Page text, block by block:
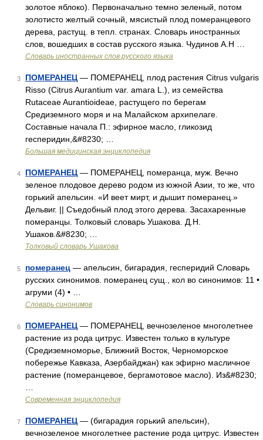
золотое яблоко). Первоначально темно зеленый, потом
золотисто желтый сочный, мясистый плод померанцевого
дерева, растущ. в тепл. странах. Словарь иностранных
слов, вошедших в состав русского языка. Чудинов А.Н …
Словарь иностранных слов русского языка
3 ПОМЕРАНЕЦ — ПОМЕРАНЕЦ, плод растения Citrus vulgaris
Risso (Citrus Aurantium var. amara L.), из семейства
Rutaceae Aurantioideae, растущего по берегам
Средиземного моря и на Малайском архипелаге.
Составные начала П.: эфирное масло, гликозид
гесперидин,&#8230; …
Большая медицинская энциклопедия
4 ПОМЕРАНЕЦ — ПОМЕРАНЕЦ, померанца, муж. Вечно
зеленое плодовое дерево родом из южной Азии, то же, что
горький апельсин. «И веет мирт, и дышит померанец.»
Дельвиг. || Съедобный плод этого дерева. Засахаренные
померанцы. Толковый словарь Ушакова. Д.Н.
Ушаков.&#8230; …
Толковый словарь Ушакова
5 померанец — апельсин, бигарадия, гесперидий Словарь
русских синонимов. померанец сущ., кол во синонимов: 11 •
агруми (4) • …
Словарь синонимов
6 ПОМЕРАНЕЦ — ПОМЕРАНЕЦ, вечнозеленое многолетнее
растение из рода цитрус. Известен только в культуре
(Средиземноморье, Ближний Восток, Черноморское
побережье Кавказа, Азербайджан) как эфирно масличное
растение (померанцевое, бергамотовое масло). Из&#8230;
Современная энциклопедия
7 ПОМЕРАНЕЦ — (бигарадия горький апельсин),
вечнозеленое многолетнее растение рода цитрус. Известен